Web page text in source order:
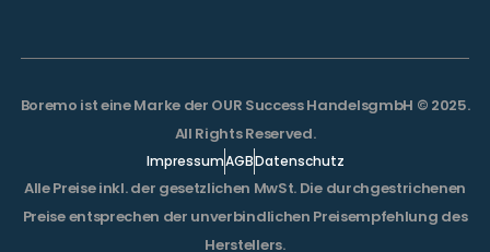
Boremo ist eine Marke der OUR Success HandelsgmbH © 2025.
All Rights Reserved.
ImpressumAGBDatenschutz
Alle Preise inkl. der gesetzlichen MwSt. Die durchgestrichenen
Preise entsprechen der unverbindlichen Preisempfehlung des
Herstellers.